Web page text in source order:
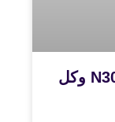
مراجعة شاملة لشيفروليه N300 وكل